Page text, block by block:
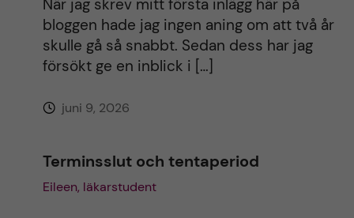
När jag skrev mitt första inlägg här på
bloggen hade jag ingen aning om att två år
skulle gå så snabbt. Sedan dess har jag
försökt ge en inblick i […]
juni 9, 2026
Terminsslut och tentaperiod
Eileen, läkarstudent